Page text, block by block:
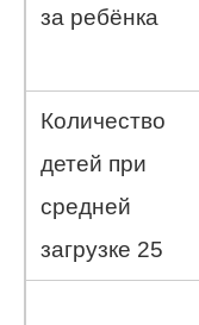
за ребёнка
Количество
детей при
средней
загрузке 25